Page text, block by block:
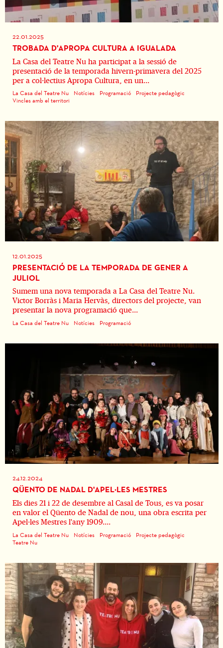
22.01.2025
TROBADA D'APROPA CULTURA A IGUALADA
La Casa del Teatre Nu ha participat a la sessió de
presentació de la temporada hivern-primavera del 2025
per a col·lectius Apropa Cultura, en un...
La Casa del Teatre Nu Notícies Programació
Projecte pedagògic
Vincles amb el territori
12.01.2025
PRESENTACIÓ DE LA TEMPORADA DE GENER A
JULIOL
Sumem una nova temporada a La Casa del Teatre Nu.
Victor Borràs i Maria Hervàs, directors del projecte, van
presentar la nova programació que...
La Casa del Teatre Nu Notícies Programació
24.12.2024
QÜENTO DE NADAL D'APEL·LES MESTRES
Els dies 21 i 22 de desembre al Casal de Tous, es va posar
en valor el Qüento de Nadal de nou, una obra escrita per
Apel·les Mestres l'any 1909....
La Casa del Teatre Nu Notícies Programació
Projecte pedagògic
Teatre Nu